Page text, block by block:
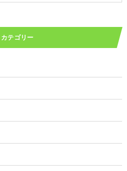
カテゴリー